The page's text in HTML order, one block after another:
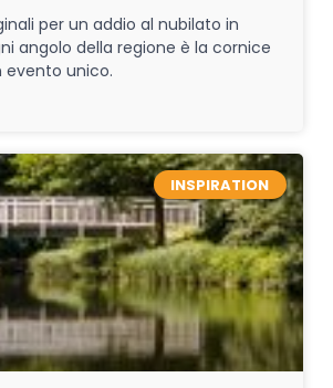
per un addio al nubilato in
angolo della regione è la cornice
unico.
INSPIRATION